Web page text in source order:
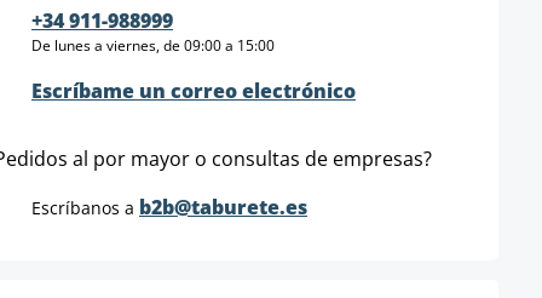
+34 911-988999
De lunes a viernes, de 09:00 a 15:00
Escríbame un correo electrónico
al por mayor o consultas de empresas?
Escríbanos a b2b@taburete.es